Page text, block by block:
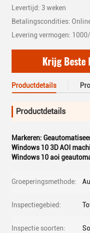
Levertijd: 3 weken
Betalingscondities:
Levering vermogen:
Krijg Beste
Productdetails
Productdetails
Markeren:
Windows 10 3D AOI
Windows 10 aoi
Groeperingsmethode:
Inspectiegebied:
Inspectie soorten: